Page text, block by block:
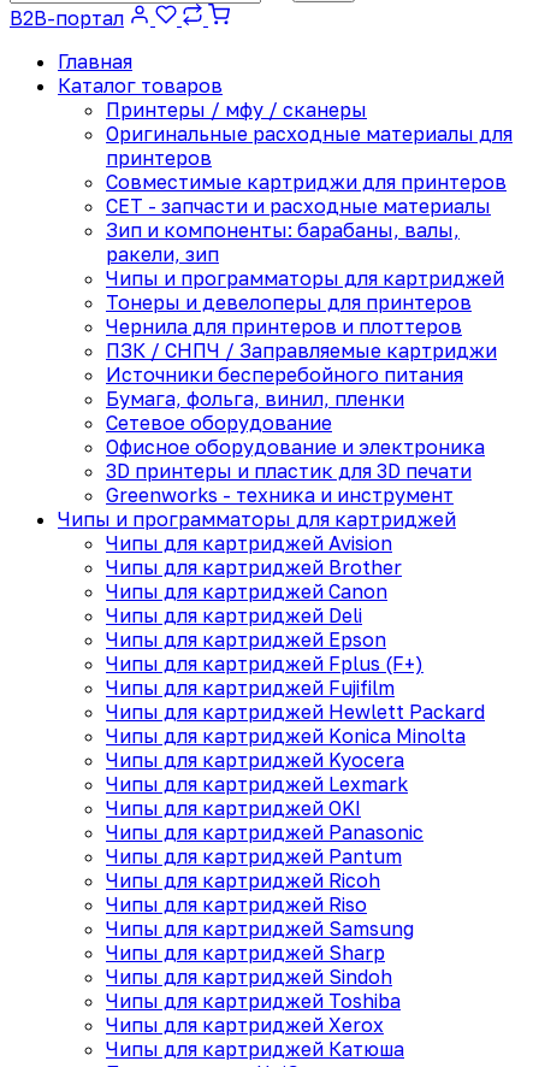
B2B-портал
Главная
Каталог товаров
Принтеры / мфу / сканеры
Оригинальные расходные материалы для
принтеров
Совместимые картриджи для принтеров
CET - запчасти и расходные материалы
Зип и компоненты: барабаны, валы,
ракели, зип
Чипы и программаторы для картриджей
Тонеры и девелоперы для принтеров
Чернила для принтеров и плоттеров
ПЗК / СНПЧ / Заправляемые картриджи
Источники бесперебойного питания
Бумага, фольга, винил, пленки
Сетевое оборудование
Офисное оборудование и электроника
3D принтеры и пластик для 3D печати
Greenworks - техника и инструмент
Чипы и программаторы для картриджей
Чипы для картриджей Avision
Чипы для картриджей Brother
Чипы для картриджей Canon
Чипы для картриджей Deli
Чипы для картриджей Epson
Чипы для картриджей Fplus (F+)
Чипы для картриджей Fujifilm
Чипы для картриджей Hewlett Packard
Чипы для картриджей Konica Minolta
Чипы для картриджей Kyocera
Чипы для картриджей Lexmark
Чипы для картриджей OKI
Чипы для картриджей Panasonic
Чипы для картриджей Pantum
Чипы для картриджей Ricoh
Чипы для картриджей Riso
Чипы для картриджей Samsung
Чипы для картриджей Sharp
Чипы для картриджей Sindoh
Чипы для картриджей Toshiba
Чипы для картриджей Xerox
Чипы для картриджей Катюша